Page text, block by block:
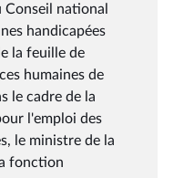
national
handicapées
la feuille de
humaines de
le cadre de la
l'emploi des
le ministre de la
fonction